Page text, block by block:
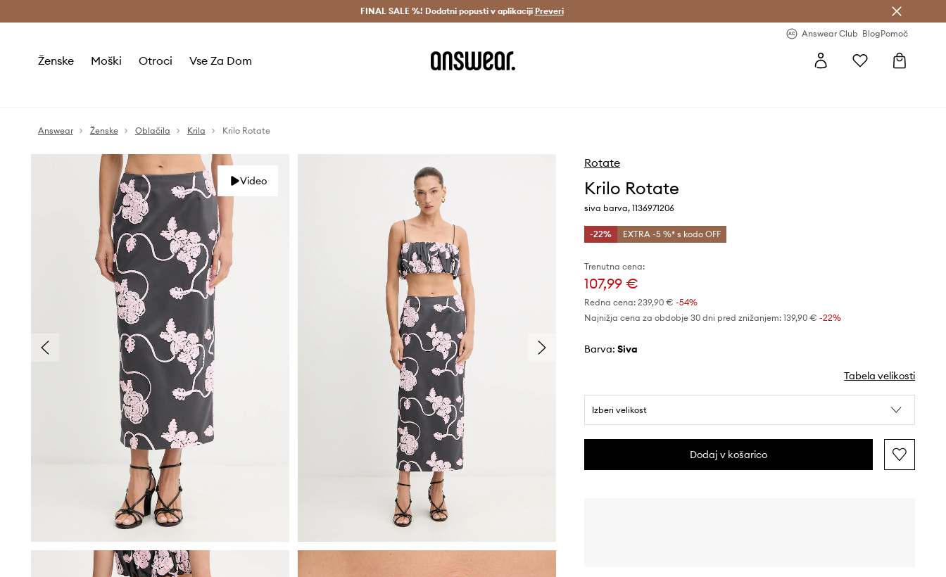
Dostava v 3 dneh > Prihrani z vpisom v Answear Club >
FINAL SALE %! Dodatni popusti v aplikaciji Preveri
Answear Club BlogPomoč
Ženske Moški Otroci Vse Za Dom
Answear Ženske Oblačila Krila Krilo Rotate
Video
Rotate
Krilo Rotate
siva barva, 1136971206
-22% EXTRA -5 %* s kodo OFF
Trenutna cena:
107,99 €
Redna cena: 239,90 € -54%
Najnižja cena za obdobje 30 dni pred znižanjem: 139,90 € -22%
Barva: siva
Tabela velikosti
Izberi velikost
Dodaj v košarico